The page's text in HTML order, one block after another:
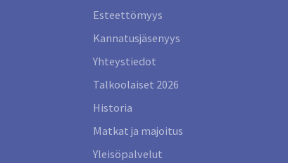
Esteettömyys
Kannatusjäsenyys
Yhteystiedot
Talkoolaiset 2026
Historia
Matkat ja majoitus
Yleisöpalvelut